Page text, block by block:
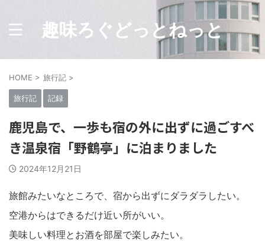
趣味ろぐどっとねっと
HOME > 旅行記 >
旅行記 記録
鹿児島で、一歩も宿の外に出ずに過ごすべ
き温泉宿「野鶴亭」に泊まりました
2024年12月21日
旅館みたいなところで、宿から出ずにダラダラしたい。
空港からはできるだけ近い所がいい。
美味しい料理とお酒を部屋で楽しみたい。